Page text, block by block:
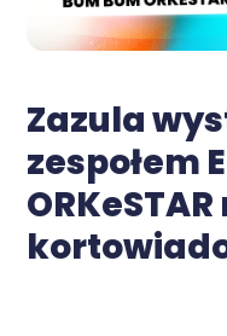
Zazula
zespołem
ORKeSTAR